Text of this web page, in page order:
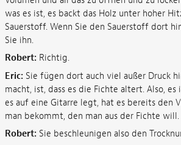
was es ist, es backt das Holz unter hoher
Sauerstoff. Wenn Sie den Sauerstoff dort
Sie ihn.
Robert: Richtig.
Eric: Sie fügen dort auch viel außer Druck
macht, ist, dass es die Fichte altert. Also, es
es auf eine Gitarre legt, hat es bereits den
man bekommt, den man aus der Fichte will.
Robert: Sie beschleunigen also den